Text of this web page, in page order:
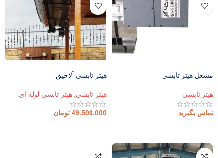
مشعل هیتر تابشی
هیتر تابشی
تماس بگیرید
هیتر تابشی آلاچیق
هیتر تابشی هیتر تابشی لوله ای
49.500.000 تومان